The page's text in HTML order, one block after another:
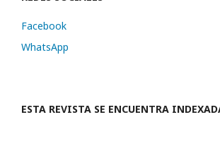
Facebook
WhatsApp
ESTA REVISTA SE ENCUENTRA